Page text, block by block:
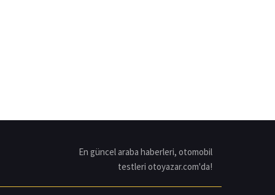
En güncel araba haberleri, otomobil
testleri otoyazar.com'da!